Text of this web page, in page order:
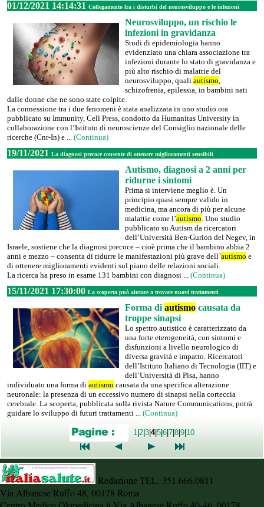
01/12/2021 14:14:31 Collegamento fra i disturbi del neurosviluppo e le infezioni
Neurosviluppo, un rischio le
infezioni in gravidanza
Studi di epidemiologia hanno
evidenziato una chiara associazione tra
infezioni durante lo stato di gravidanza e
più alto rischio di malattie del
neurosviluppo, quali autismo,
schizofrenia, epilessia, in bambini nati
dalle donne che ne sono state colpite.
La connessione tra i due fenomeni è stata analizzata in uno studio ora
pubblicato su Immunity, Cell Press, condotto da Humanitas University in
collaborazione con l’Istituto di neuroscienze del Consiglio nazionale delle
ricerche (Cnr-In) e ... (Continua)
19/11/2021 La diagnosi precoce consente di ottenere miglioramenti sensibili
Autismo, diagnosi a 2 anni per
ridurne i sintomi
Prima si interviene meglio è. Un
principio quasi sempre valido in
medicina, ma ancora di più per alcune
malattie come l’autismo. Uno studio
pubblicato su Autism da ricercatori
dell’Università Ben-Gurion del Negev, in
Israele, sostiene che la diagnosi precoce – cioè prima che il bambino abbia 2
anni e mezzo – consenta di ridurre le manifestazioni più grave dell’autismo e
di ottenere miglioramenti evidenti sul piano delle relazioni sociali.
La ricerca ha preso in esame 131 bambini con diagnosi ... (Continua)
15/11/2021 17:30:00 La scoperta può aiutare a trovare nuovi trattamenti
Forma di autismo causata da
troppe sinapsi
Lo spettro autistico è caratterizzato da
una forte eterogeneità, con sintomi e
disfunzioni a livello neurologico di
diversa gravità e impatto. Ricercatori
dell’Istituto Italiano di Tecnologia (IIT) e
dell’Università di Pisa, hanno
individuato una forma di autismo causata da una specifica alterazione
neuronale: la presenza di un eccessivo numero di sinapsi nella corteccia
cerebrale. La scoperta, pubblicata sulla rivista Nature Communications, potrà
guidare lo sviluppo di futuri trattamenti ... (Continua)
1 |2|3|4|5|6|7|8|9|10
Redazione TEL. 351.666.0811
Via Albanese Ruffo 48, 00178 Roma